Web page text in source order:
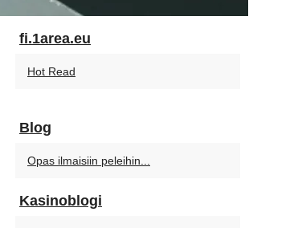
fi.1area.eu
Hot Read
Blog
Opas ilmaisiin peleihin...
Kasinoblogi